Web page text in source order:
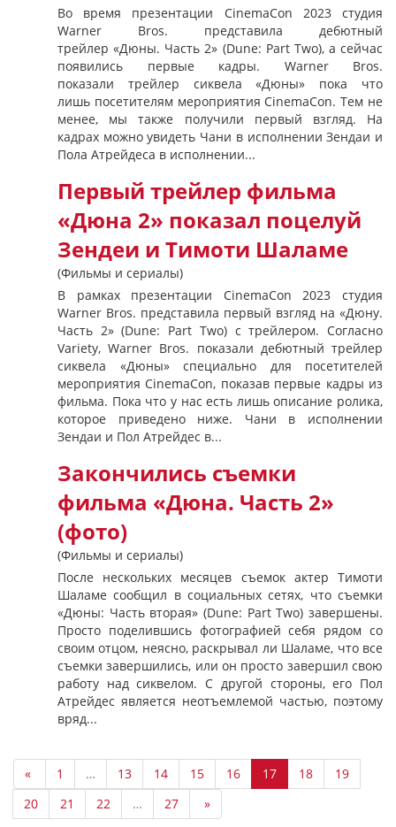
Во время презентации CinemaCon 2023 студия
Warner Bros. представила дебютный
трейлер «Дюны. Часть 2» (Dune: Part Two), а сейчас
появились первые кадры. Warner Bros.
показали трейлер сиквела «Дюны» пока что
лишь посетителям мероприятия CinemaCon. Тем не
менее, мы также получили первый взгляд. На
кадрах можно увидеть Чани в исполнении Зендаи и
Пола Атрейдеса в исполнении...
Первый трейлер фильма
«Дюна 2» показал поцелуй
Зендеи и Тимоти Шаламе
(Фильмы и сериалы)
В рамках презентации CinemaCon 2023 студия
Warner Bros. представила первый взгляд на «Дюну.
Часть 2» (Dune: Part Two) с трейлером. Согласно
Variety, Warner Bros. показали дебютный трейлер
сиквела «Дюны» специально для посетителей
мероприятия CinemaCon, показав первые кадры из
фильма. Пока что у нас есть лишь описание ролика,
которое приведено ниже. Чани в исполнении
Зендаи и Пол Атрейдес в...
Закончились съемки
фильма «Дюна. Часть 2»
(фото)
(Фильмы и сериалы)
После нескольких месяцев съемок актер Тимоти
Шаламе сообщил в социальных сетях, что съемки
«Дюны: Часть вторая» (Dune: Part Two) завершены.
Просто поделившись фотографией себя рядом со
своим отцом, неясно, раскрывал ли Шаламе, что все
съемки завершились, или он просто завершил свою
работу над сиквелом. С другой стороны, его Пол
Атрейдес является неотъемлемой частью, поэтому
вряд...
« 1 … 13 14 15 16 17 18
19
20
21 22 … 27 »